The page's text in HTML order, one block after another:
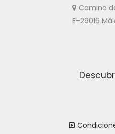
Camino
E-29016